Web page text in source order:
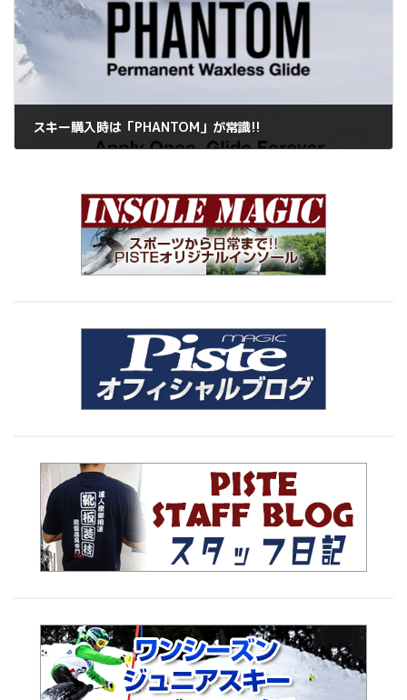
スキー購入時は「PHANTOM」が常識!!